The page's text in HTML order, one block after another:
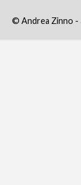
© Andrea Zinno -